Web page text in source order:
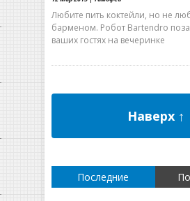
Любите пить коктейли, но не
барменом. Робот Bartendro
ваших гостях на вечеринке
Наверх ↑
Последние